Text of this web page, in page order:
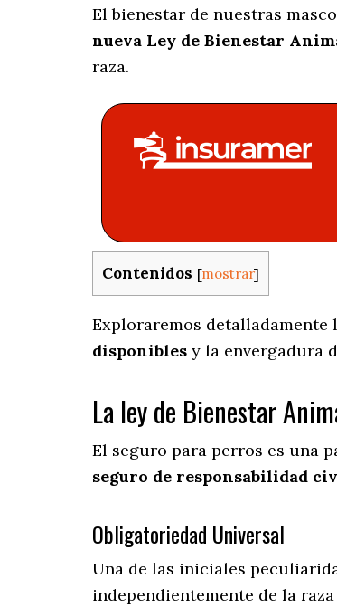
El bienestar de nuestras
nueva Ley de Bienestar
raza.
Contenidos [mostrar]
Exploraremos
disponibles y la envergadura
La ley de Bienestar
El seguro para perros es una
seguro de responsabilidad
Obligatoriedad Universal
Una de las iniciales
independientemente de la